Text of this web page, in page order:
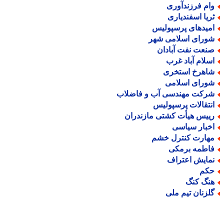
فرزندآوری
اسفندیاری
پرسپولیس
اسلامی شهر
نفت آبادان
آباد غرب
استخری
اسلامی
مهندسی آب و فاضلاب
پرسپولیس
هیأت کشتی مازندران
سیاسی
کنترل خشم
برمکی
اعتراف
کنگ
تیم ملی